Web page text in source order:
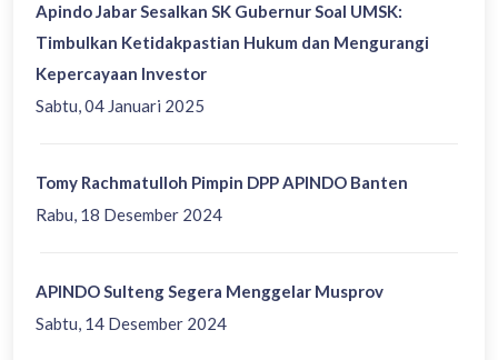
Sabtu, 04 Januari 2025
Apindo Jabar Sesalkan SK Gubernur Soal UMSK:
Timbulkan Ketidakpastian Hukum dan Mengurangi
Kepercayaan Investor
Rabu, 18 Desember 2024
Tomy Rachmatulloh Pimpin DPP APINDO Banten
Sabtu, 14 Desember 2024
APINDO Sulteng Segera Menggelar Musprov